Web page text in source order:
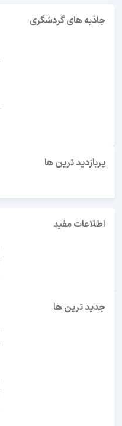
جاذبه های گردشگری
جاهای دیدنی بوشهر؛ 62 جاذبه دیدنی + عکس و آدرس
پربازدید ترین ها
امارات
اطلاعات مفید
جدید ترین ها